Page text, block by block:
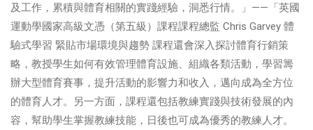
及工作，累積與體育相關的實踐經驗，洞悉行情。」——「英國
運動學國家高級文憑（第五級）課程課程總監 Chris Garvey 體
驗式學習 緊貼市場環境與趨勢 課程還會深入探討體育行銷策
略，教授學生如何有效管理體育設施、組織各類活動，學習籌
辦大型體育賽事，提升活動的影響力和收入，邁向成為全方位
的體育人才。另一方面，課程還包括教練實踐與技術發展的內
容，幫助學生掌握教練技能，日後也可成為優秀的教練人才。